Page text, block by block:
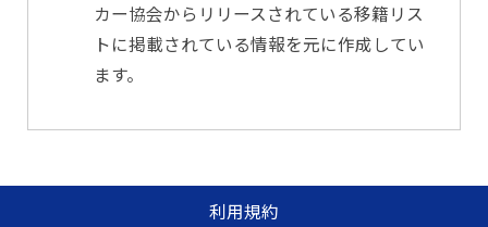
カー協会からリリースされている移籍リス
トに掲載されている情報を元に作成してい
ます。
利用規約